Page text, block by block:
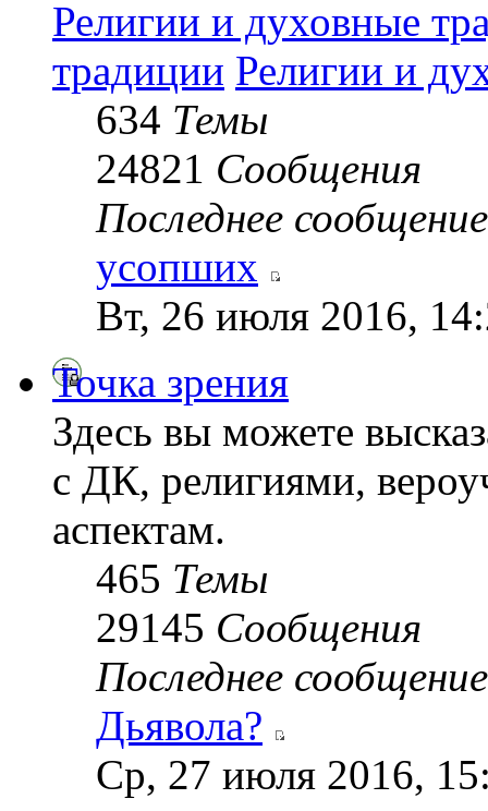
Религии и духовные
традиции Религии и
634 Темы
24821 Сообщения
Последнее сообщение
усопших
Вт, 26 июля 2016,
Точка зрения
Здесь вы можете
с ДК, религиями,
аспектам.
465 Темы
29145 Сообщения
Последнее сообщение
Дьявола?
Ср, 27 июля 2016,